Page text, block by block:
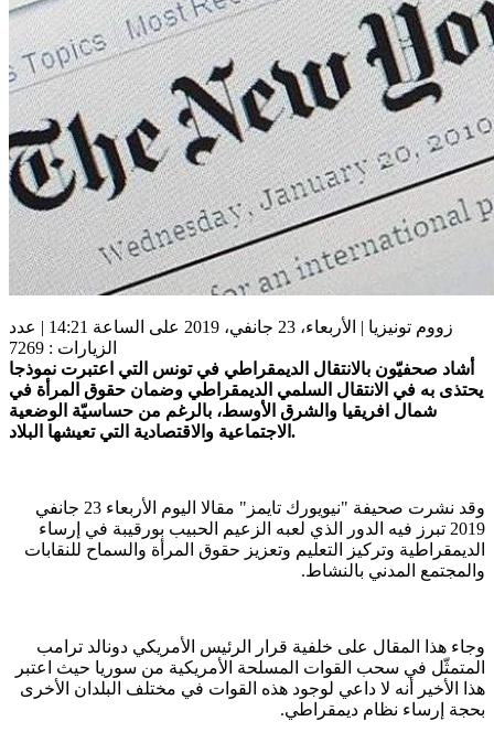
زووم تونيزيا | الأربعاء، 23 جانفي، 2019 على الساعة 14:21 | عدد
الزيارات : 7269
أشاد صحفيّون بالانتقال الديمقراطي في تونس التي اعتبرت نموذجا
يحتذى به في الانتقال السلمي الديمقراطي وضمان حقوق المرأة في
شمال افريقيا والشرق الأوسط، بالرغم من حساسيّة الوضعية
الاجتماعية والاقتصادية التي تعيشها البلاد.
وقد نشرت صحيفة "نيويورك تايمز" مقالا اليوم الأربعاء 23 جانفي
2019 تبرز فيه الدور الذي لعبه الزعيم الحبيب بورقيبة في إرساء
الديمقراطية وتركيز التعليم وتعزيز حقوق المرأة والسماح للنقابات
والمجتمع المدني بالنشاط.
وجاء هذا المقال على خلفية قرار الرئيس الأمريكي دونالد ترامب
المتمثّل في سحب القوات المسلحة الأمريكية من سوريا حيث اعتبر
هذا الأخير أنه لا داعي لوجود هذه القوات في مختلف البلدان الأخرى
بحجة إرساء نظام ديمقراطي.